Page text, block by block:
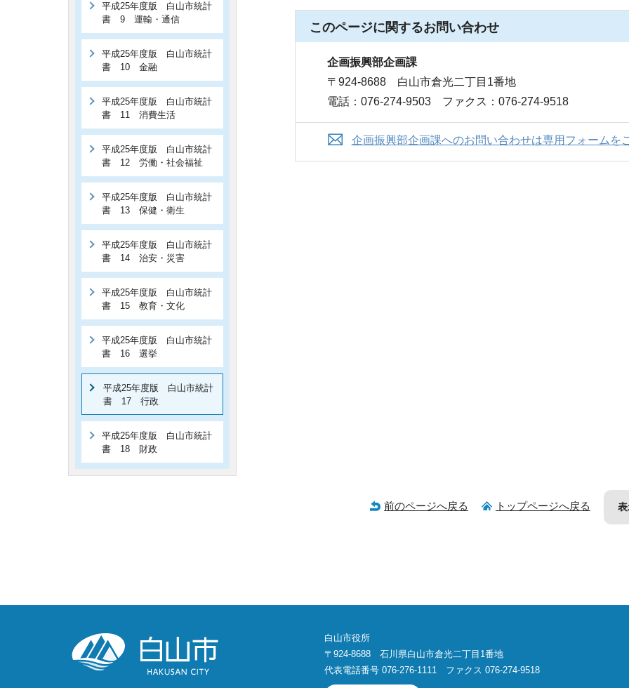
このページに関するお問い合わせ
企画振興部企画課
〒924-8688 白山市倉光二丁目1番地
電話：076-274-9503 ファクス：076-274-9518
企画振興部企画課へのお問い合わせは専用フォームを
平成25年度版 白山市統計
書 9 運輸・通信
平成25年度版 白山市統計
書 10 金融
平成25年度版 白山市統計
書 11 消費生活
平成25年度版 白山市統計
書 12 労働・社会福祉
平成25年度版 白山市統計
書 13 保健・衛生
平成25年度版 白山市統計
書 14 治安・災害
平成25年度版 白山市統計
書 15 教育・文化
平成25年度版 白山市統計
書 16 選挙
平成25年度版 白山市統計
書 17 行政
平成25年度版 白山市統計
書 18 財政
前のページへ戻る トップページへ戻る
白山市役所
〒924-8688 石川県白山市倉光二丁目1番地
代表電話番号 076-276-1111 ファクス 076-274-9518